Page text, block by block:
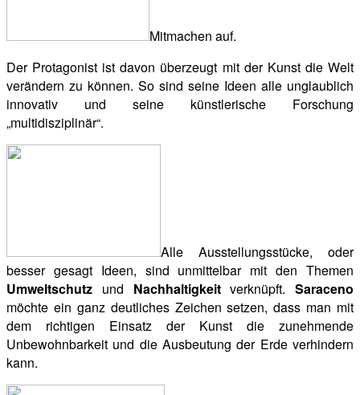
Mitmachen auf.
Der Protagonist ist davon überzeugt mit der Kunst die Welt
verändern zu können. So sind seine Ideen alle unglaublich
innovativ und seine künstlerische Forschung
„multidisziplinär“.
Alle Ausstellungsstücke, oder
besser gesagt Ideen, sind unmittelbar mit den Themen
Umweltschutz und Nachhaltigkeitverknüpft. Saraceno
möchte ein ganz deutliches Zeichen setzen, dass man mit
dem richtigen Einsatz der Kunst die zunehmende
Unbewohnbarkeit und die Ausbeutung der Erde verhindern
kann.